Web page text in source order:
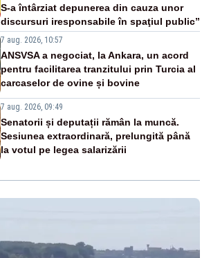
S-a întârziat depunerea din cauza unor
discursuri iresponsabile în spaţiul public”
7 aug. 2026, 10:57
ANSVSA a negociat, la Ankara, un acord
pentru facilitarea tranzitului prin Turcia al
carcaselor de ovine și bovine
7 aug. 2026, 09:49
Senatorii și deputații rămân la muncă.
Sesiunea extraordinară, prelungită până
la votul pe legea salarizării